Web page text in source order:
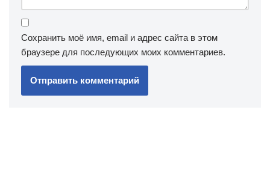
Сохранить моё имя, email и адрес сайта в этом
браузере для последующих моих комментариев.